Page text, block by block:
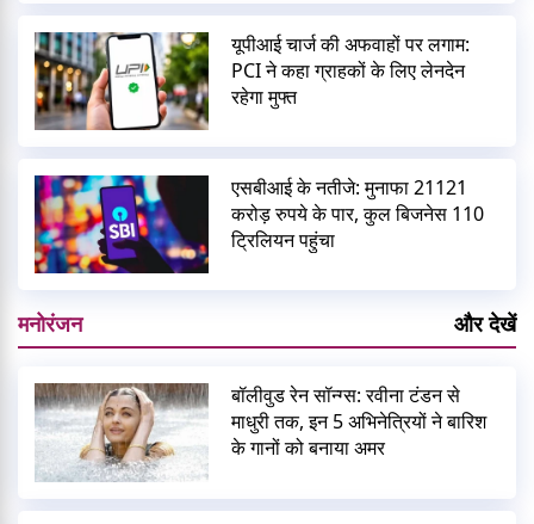
यूपीआई चार्ज की अफवाहों पर लगाम:
PCI ने कहा ग्राहकों के लिए लेनदेन
रहेगा मुफ्त
एसबीआई के नतीजे: मुनाफा 21121
करोड़ रुपये के पार, कुल बिजनेस 110
ट्रिलियन पहुंचा
मनोरंजन और देखें
बॉलीवुड रेन सॉन्ग्स: रवीना टंडन से
माधुरी तक, इन 5 अभिनेत्रियों ने बारिश
के गानों को बनाया अमर